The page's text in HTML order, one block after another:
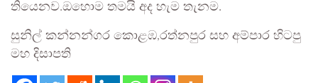
තියෙනව.ඔහොම තමයි අද හැම තැනම.
සුනිල් කන්නන්ගර කොළඹ,රත්නපුර සහ අම්පාර හිටපු
මහ දිසාපති